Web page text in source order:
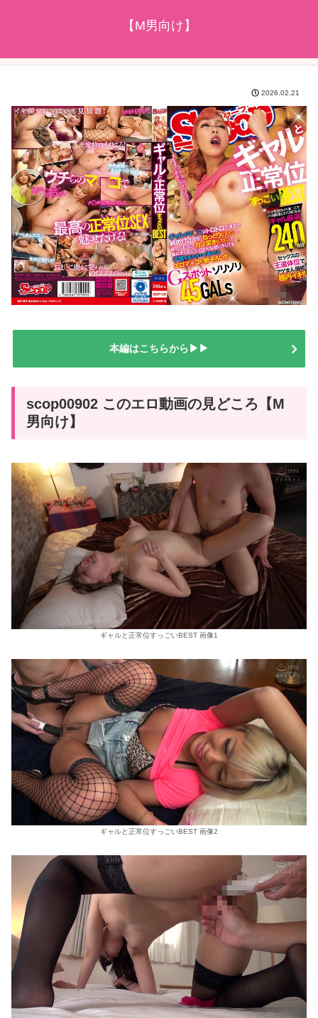
【M男向け】
2026.02.21
本編はこちらから▶▶
scop00902 このエロ動画の見どころ【M
男向け】
ギャルと正常位すっごいBEST 画像1
ギャルと正常位すっごいBEST 画像2